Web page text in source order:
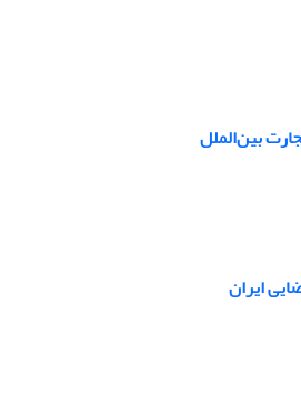
بین‌الملل
ایران